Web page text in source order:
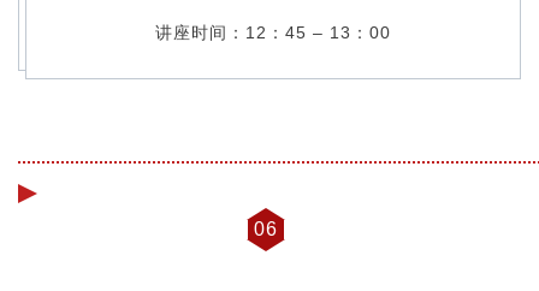
资深市场战略顾问，在课程开发方向有深入的研究；现任
讲座内容：
在澳洲找工作，你准备好了吗？